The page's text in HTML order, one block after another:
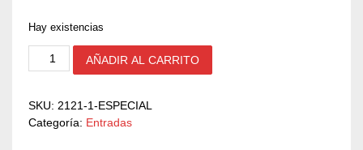
Hay existencias
s
e
c
AÑADIR AL CARRITO
SKU: 2121-1-ESPECIAL
Categoría: Entradas